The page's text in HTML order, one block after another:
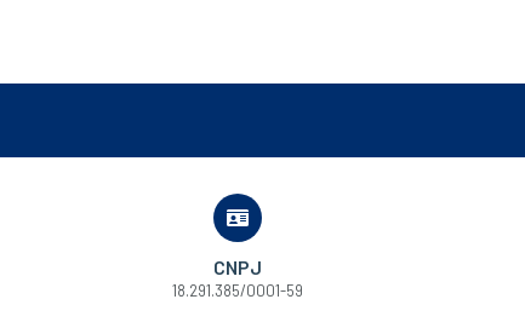
CNPJ
18.291.385/0001-59